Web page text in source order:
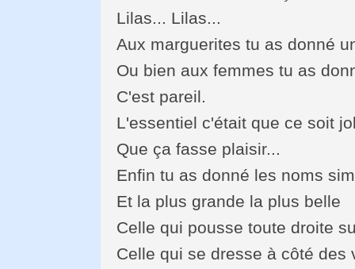
Lilas... Lilas...
Aux marguerites tu as donné
Ou bien aux femmes tu as
C'est pareil.
L'essentiel c'était que ce soit
Que ça fasse plaisir...
Enfin tu as donné les noms
Et la plus grande la plus belle
Celle qui pousse toute droite
Celle qui se dresse à côté des